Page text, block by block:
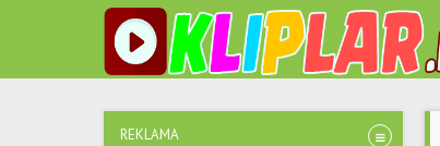
REKLAMA